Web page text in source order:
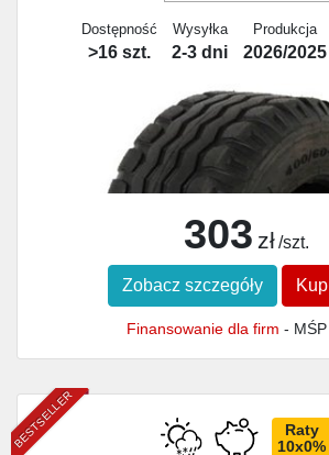
Dostępność
>16 szt.
Wysyłka
2-3 dni
Produkcja
2026/2025
303 zł /szt.
Zobacz szczegóły
Finansowanie dla firm -
BESTSELLER
Raty
10x0%